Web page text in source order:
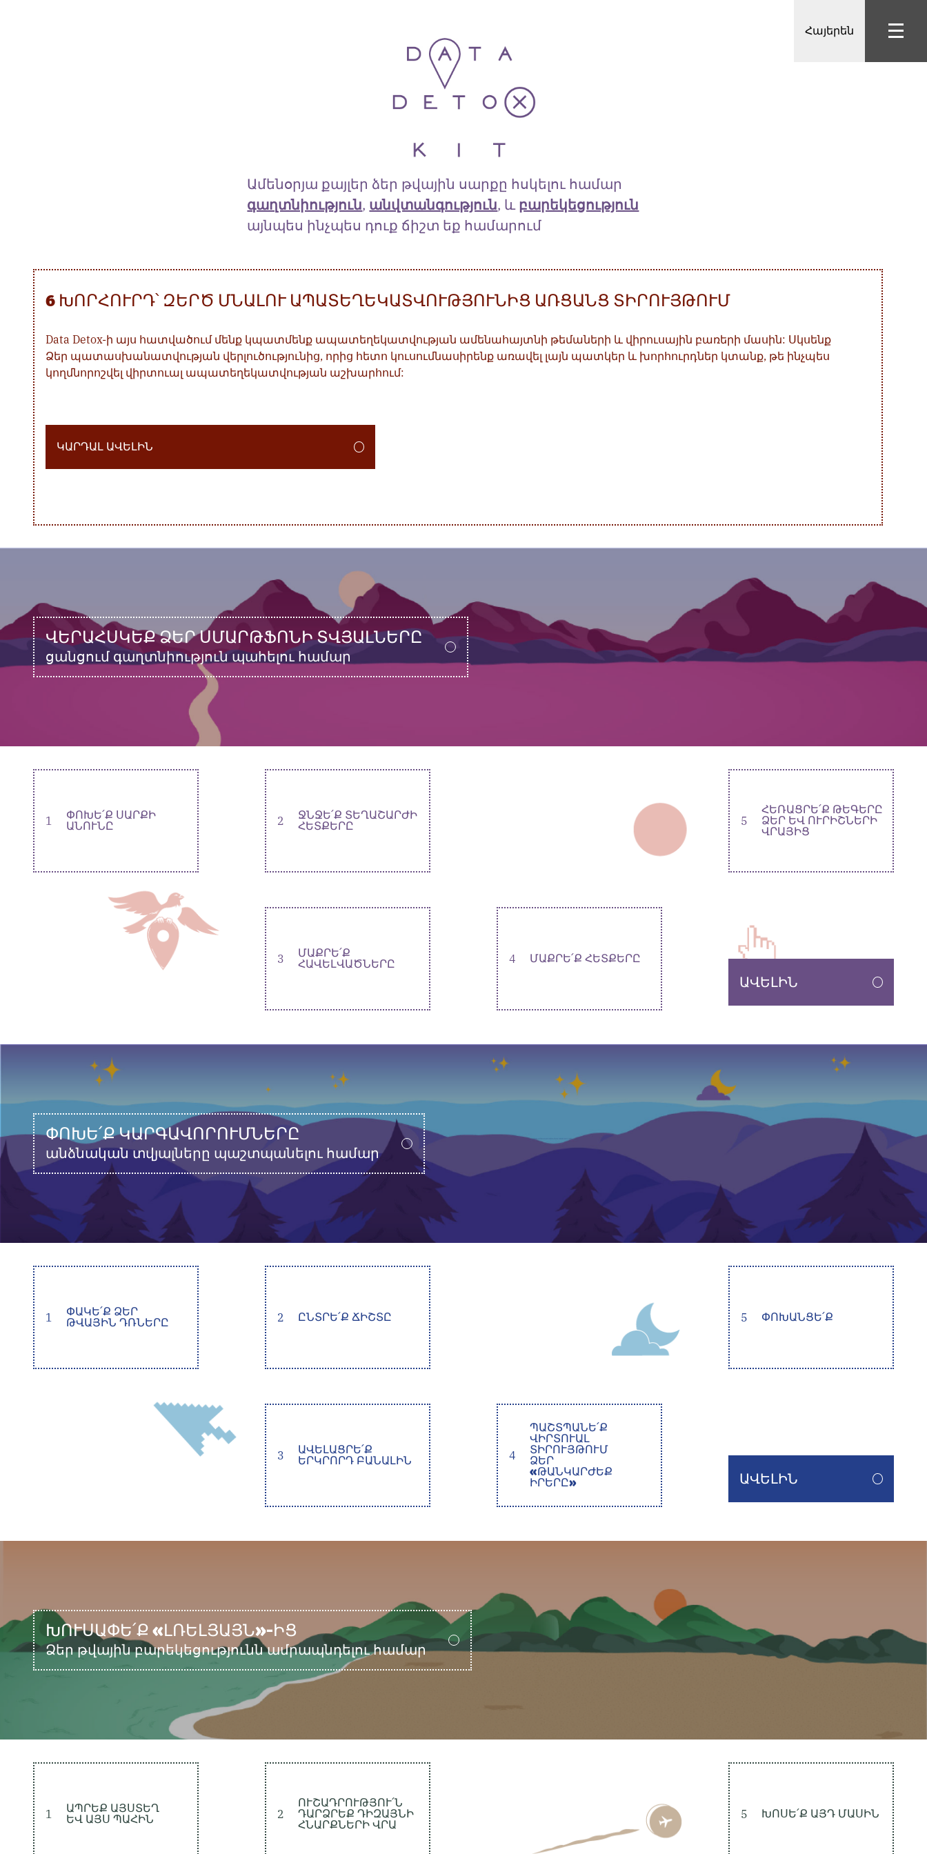
Ամենօրյա քայլեր ձեր թվային սարքը հսկելու համար
գաղտնիություն, անվտանգություն, ևբարեկեցություն
այնպես ինչպես դուք ճիշտ եք համարում
Հայերեն
6 ԽՈՐՀՈՒՐԴ՝ ԶԵՐԾ ՄՆԱԼՈՒ ԱՊԱՏԵՂԵԿԱՏՎՈՒԹՅՈՒՆԻՑ ԱՌՑԱՆՑ ՏԻՐՈՒՅԹՈՒՄ
Data Detox-ի այս հատվածում մենք կպատմենք ապատեղեկատվության ամենահայտնի թեմաների և վիրուսային բառերի մասին: Սկսենք
Ձեր պատասխանատվության վերլուծությունից, որից հետո կուսումնասիրենք առավել լայն պատկեր և խորհուրդներ կտանք, թե ինչպես
կողմնորոշվել վիրտուալ ապատեղեկատվության աշխարհում:
ԿԱՐԴԱԼ ԱՎԵԼԻՆ
ՎԵՐԱՀՍԿԵՔ ՁԵՐ ՍՄԱՐԹՖՈՆԻ ՏՎՅԱԼՆԵՐԸ
ցանցում գաղտնիություն պահելու համար
1
ՓՈԽԵ՛Ք ՍԱՐՔԻ
ԱՆՈՒՆԸ
2
ՋՆՋԵ՛Ք ՏԵՂԱՇԱՐԺԻ
ՀԵՏՔԵՐԸ
5
ՀԵՌԱՑՐԵ՛Ք ԹԵԳԵՐԸ
ՁԵՐ ԵՎ ՈՒՐԻՇՆԵՐԻ
ՎՐԱՅԻՑ
3
ՄԱՔՐԵ՛Ք
ՀԱՎԵԼՎԱԾՆԵՐԸ
4 ՄԱՔՐԵ՛Ք ՀԵՏՔԵՐԸ
ԱՎԵԼԻՆ
ՓՈԽԵ՛Ք ԿԱՐԳԱՎՈՐՈՒՄՆԵՐԸ
անձնական տվյալները պաշտպանելու համար
1
ՓԱԿԵ՛Ք ՁԵՐ
ԹՎԱՅԻՆ ԴՌՆԵՐԸ
2 ԸՆՏՐԵ՛Ք ՃԻՇՏԸ 5 ՓՈԽԱՆՑԵ՛Ք
3
ԱՎԵԼԱՑՐԵ՛Ք
ԵՐԿՐՈՐԴ ԲԱՆԱԼԻՆ
4
ՊԱՇՏՊԱՆԵ՛Ք
ՎԻՐՏՈՒԱԼ
ՏԻՐՈՒՅԹՈՒՄ
ՁԵՐ
«ԹԱՆԿԱՐԺԵՔ
ԻՐԵՐԸ»
ԱՎԵԼԻՆ
ԽՈՒՍԱՓԵ՛Ք «ԼՌԵԼՅԱՅՆ»-ԻՑ
Ձեր թվային բարեկեցությունն ամրապնդելու համար
1
ԱՊՐԵՔ ԱՅՍՏԵՂ
ԵՎ ԱՅՍ ՊԱՀԻՆ
2
ՈՒՇԱԴՐՈՒԹՅՈՒ՛Ն
ԴԱՐՁՐԵՔ ԴԻԶԱՅՆԻ
ՀՆԱՐՔՆԵՐԻ ՎՐԱ
5 ԽՈՍԵ՛Ք ԱՅԴ ՄԱՍԻՆ